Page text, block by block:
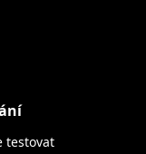
testovat